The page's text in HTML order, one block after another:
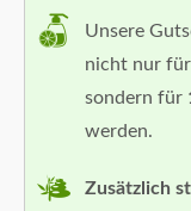
Unsere
nicht nur für
sondern für
werden.
Zusätzlich